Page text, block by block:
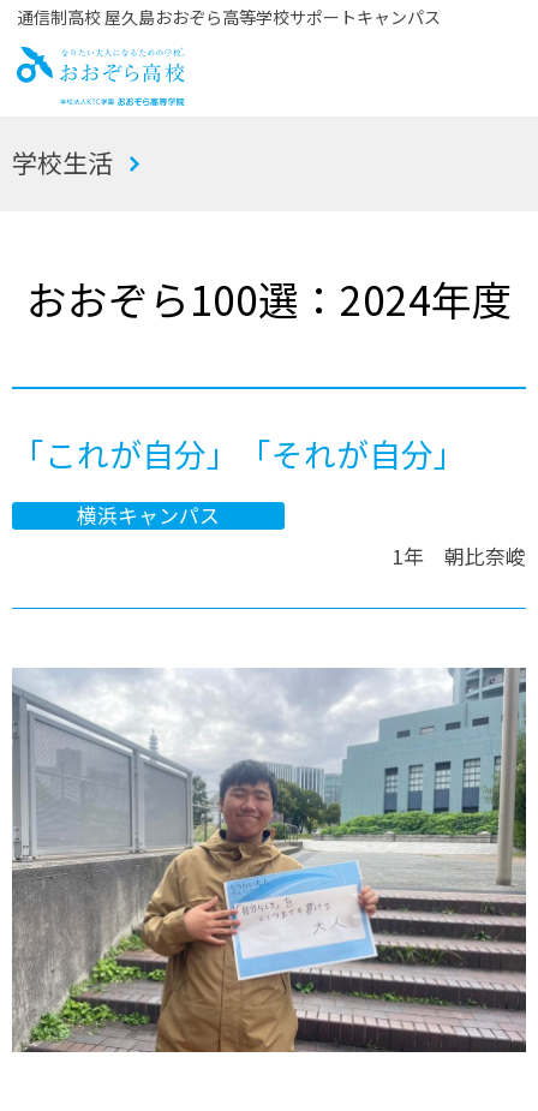
通信制高校 屋久島おおぞら高等学校サポートキャンパス
お
学校生活
おおぞら100選：2024年度
「これが自分」「それが自分」
横浜キャンパス
1年 朝比奈峻